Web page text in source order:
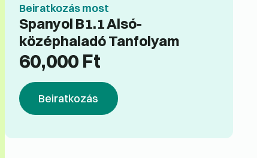
Beiratkozás most
Spanyol B1.1 Alsó-
középhaladó Tanfolyam
60,000 Ft
Beiratkozás